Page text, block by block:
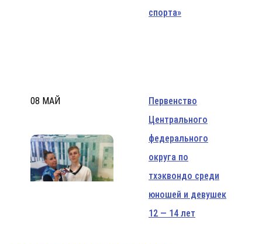
спорта»
08 МАЙ
Первенство
Центрального
федерального
округа по
тхэквондо среди
юношей и девушек
12 — 14 лет